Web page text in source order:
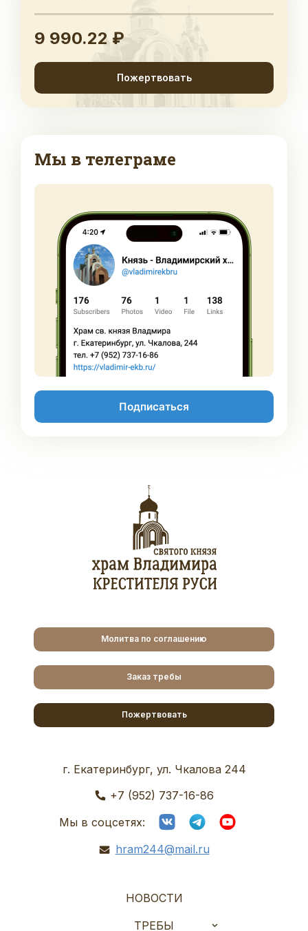
9 990.22 ₽
Пожертвовать
Мы в телеграме
Подписаться
Молитва по соглашению
Заказ требы
Пожертвовать
г. Екатеринбург, ул. Чкалова 244
+7 (952) 737-16-86
Мы в соцсетях:
hram244@mail.ru
НОВОСТИ
ТРЕБЫ